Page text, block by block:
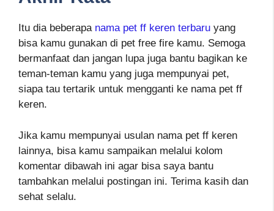
Itu dia beberapa nama pet ff keren terbaru yang
bisa kamu gunakan di pet free fire kamu. Semoga
bermanfaat dan jangan lupa juga bantu bagikan ke
teman-teman kamu yang juga mempunyai pet,
siapa tau tertarik untuk mengganti ke nama pet ff
keren.
Jika kamu mempunyai usulan nama pet ff keren
lainnya, bisa kamu sampaikan melalui kolom
komentar dibawah ini agar bisa saya bantu
tambahkan melalui postingan ini. Terima kasih dan
sehat selalu.